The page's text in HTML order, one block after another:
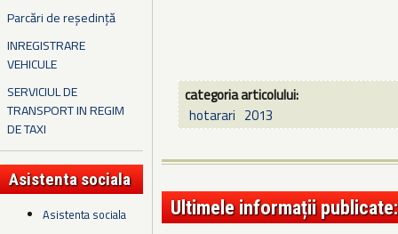
Parcări de reședință
INREGISTRARE
VEHICULE
SERVICIUL DE
TRANSPORT IN REGIM
DE TAXI
Asistenta sociala
Asistenta sociala
categoria articolului:
hotarari 2013
Ultimele informații publicate: